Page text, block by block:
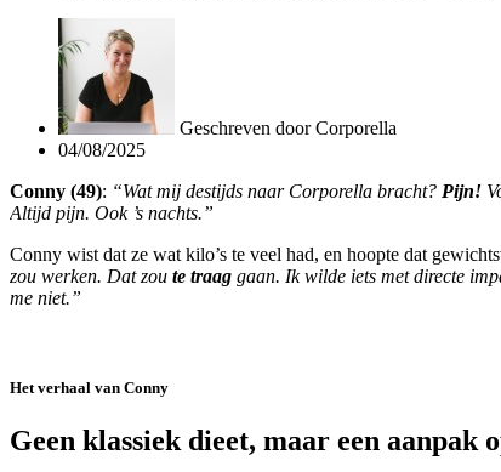
Geschreven doorCorporella
04/08/2025
Conny (49): “Wat mij destijds naar Corporella bracht? Pijn!
Altijd pijn. Ook ’s nachts.”
Conny wist dat ze wat kilo’s te veel had, en hoopte dat
zou werken. Dat zou te traag gaan. Ik wilde iets met directe
me niet.”
Het verhaal van Conny
Geen klassiek dieet, maar een aanpak